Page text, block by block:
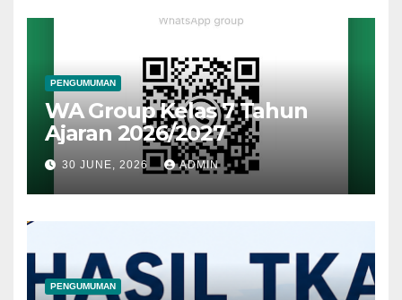
PENGUMUMAN
WA Group Kelas 7 Tahun
Ajaran 2026/2027
30 JUNE, 2026 ADMIN
PENGUMUMAN